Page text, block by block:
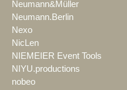
Neumann&Müller
Neumann.Berlin
Nexo
NicLen
NIEMEIER Event Tools
NIYU.productions
nobeo